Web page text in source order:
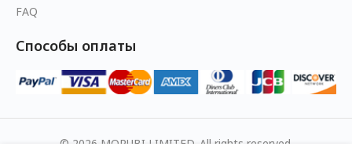
FAQ
Способы оплаты
© 2026 MOPUBI LIMITED. All rights reserved.